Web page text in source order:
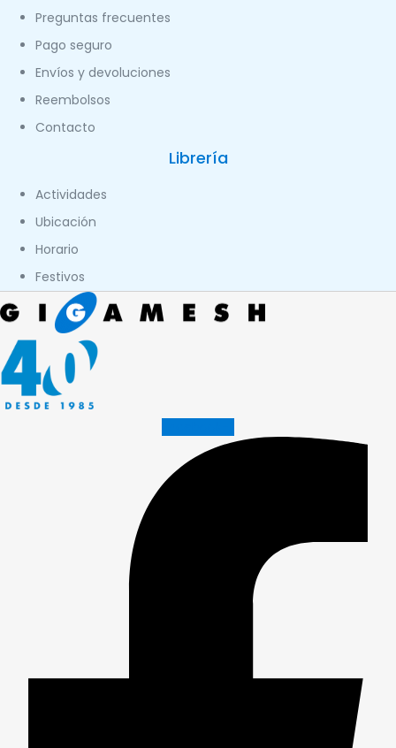
Preguntas frecuentes
Pago seguro
Envíos y devoluciones
Reembolsos
Contacto
Librería
Actividades
Ubicación
Horario
Festivos